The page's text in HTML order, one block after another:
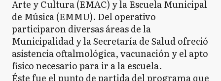
Arte y Cultura (EMAC) y la Escuela Municipal
de Música (EMMU). Del operativo
participaron diversas áreas de la
Municipalidad y la Secretaría de Salud ofreció
asistencia oftalmológica, vacunación y el apto
físico necesario para ir a la escuela.
Éste fue el punto de partida del programa que